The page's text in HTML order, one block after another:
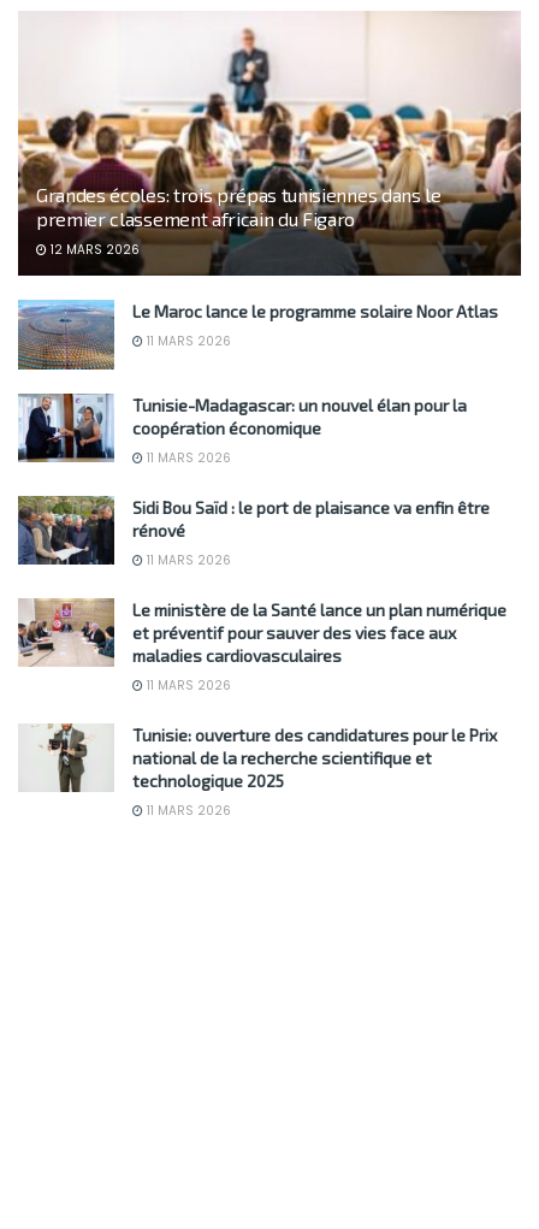
Grandes écoles: trois prépas tunisiennes dans le
premier classement africain du Figaro
12 MARS 2026
Le Maroc lance le programme solaire Noor Atlas
11 MARS 2026
Tunisie-Madagascar: un nouvel élan pour la
coopération économique
11 MARS 2026
Sidi Bou Saïd : le port de plaisance va enfin être
rénové
11 MARS 2026
Le ministère de la Santé lance un plan numérique
et préventif pour sauver des vies face aux
maladies cardiovasculaires
11 MARS 2026
Tunisie: ouverture des candidatures pour le Prix
national de la recherche scientifique et
technologique 2025
11 MARS 2026